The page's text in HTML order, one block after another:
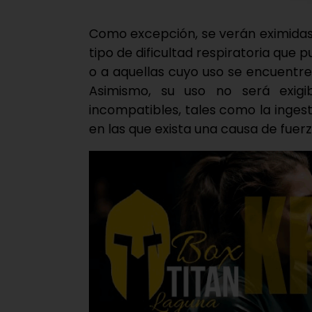
Como excepción, se verán
tipo de dificultad respiratoria que
o a aquellas cuyo uso se
Asimismo, su uso no será
incompatibles, tales como la
en las que exista una causa de